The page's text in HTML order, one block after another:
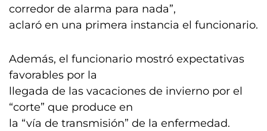
corredor de alarma para nada”,
aclaró en una primera instancia el funcionario.
Además, el funcionario mostró expectativas
favorables por la
llegada de las vacaciones de invierno por el
“corte” que produce en
la “vía de transmisión” de la enfermedad.